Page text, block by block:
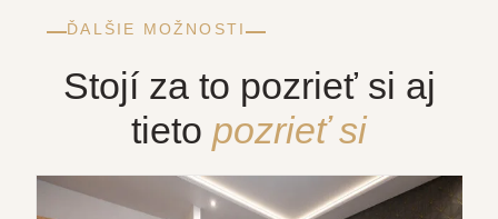
Stojí za to pozrieť si aj
tieto pozrieť si
ĎALŠIE MOŽNOSTI